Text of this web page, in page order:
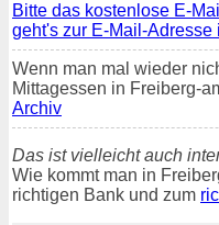
Bitte das kostenlose E-
geht's zur E-Mail-Adresse
Wenn man mal wieder
Mittagessen in Freiberg-
Archiv
Das ist vielleicht auch
Wie kommt man in
richtigen Bank und zum